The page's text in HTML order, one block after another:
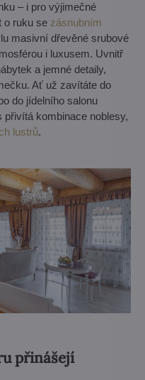
– i pro výjimečné
o ruku se zásnubním
masivní dřevěné srubové
i luxusem. Uvnitř
a jemné detaily,
Ať už zavítáte do
do jídelního salonu
přivítá kombinace noblesy,
lustrů.
přinášejí